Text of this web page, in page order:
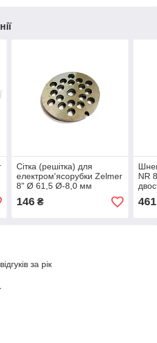
Сітка (решітка) для
електром'ясорубки Zelmer
8" Ø 61,5 Ø-8,0 мм
(Poland)
146₴
NR
461
за рік